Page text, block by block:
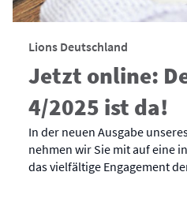
Lions Deutschland
Jetzt online:
4/2025 ist da!
In der neuen Ausgabe
nehmen wir Sie mit auf eine
das vielfältige Engagement